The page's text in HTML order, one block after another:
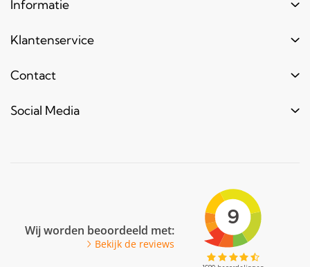
Hout
Toebehoren
Reclameframes
Informatie
Login
Bestel informatie
Blogs & laatste nieuws
Klantenservice
Contact
Retourneren
Contact
info@bouwbuis.nl
Social Media
Wij worden beoordeeld met:
Bekijk de reviews